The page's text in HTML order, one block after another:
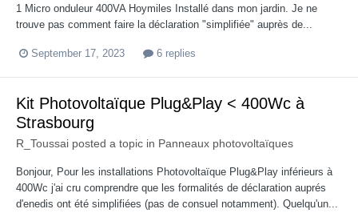
1 Micro onduleur 400VA Hoymiles Installé dans mon jardin. Je ne
trouve pas comment faire la déclaration "simplifiée" auprès de...
September 17, 2023 6 replies
Kit Photovoltaïque Plug&Play < 400Wc à
Strasbourg
R_Toussai posted a topic in Panneaux photovoltaïques
Bonjour, Pour les installations Photovoltaïque Plug&Play inférieurs à
400Wc j'ai cru comprendre que les formalités de déclaration auprés
d'enedis ont été simplifiées (pas de consuel notamment). Quelqu'un...